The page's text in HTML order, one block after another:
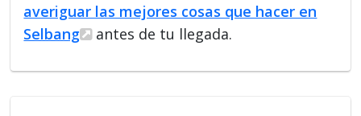
averiguar las mejores cosas que hacer en
Selbang
antes de tu llegada.